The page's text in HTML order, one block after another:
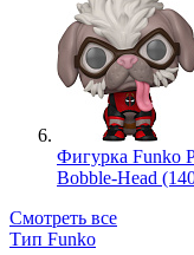
Фигурка Funko
Bobble-Head
Смотреть все
Тип Funko